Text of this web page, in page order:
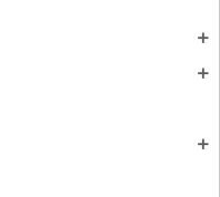
add
add
add